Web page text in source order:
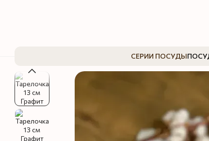
СЕРИИ ПОСУДЫ